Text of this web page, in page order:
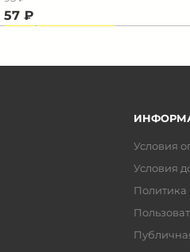
57 ₽
Условия
Условия
Политика